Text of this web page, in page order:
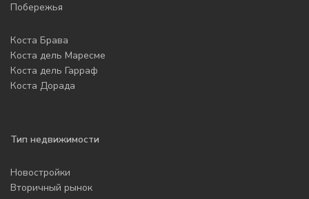
Побережья
Коста Брава
Коста дель Маресме
Коста дель Гарраф
Коста Дорада
Тип недвижимости
Новостройки
Вторичный рынок